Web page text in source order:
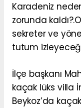
Karadeniz
zorunda
sekreter ve
tutum
İlçe başkanı
kaçak lüks villa
Beykoz’da